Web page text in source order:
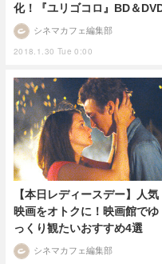
化！『ユリゴコロ』BD＆
2018.1.30 Tue 0:00
シネマカフェ編集部
【本日レディースデー】人気
映画をオトクに！映画館でゆ
っくり観たいおすすめ4選
シネマカフェ編集部